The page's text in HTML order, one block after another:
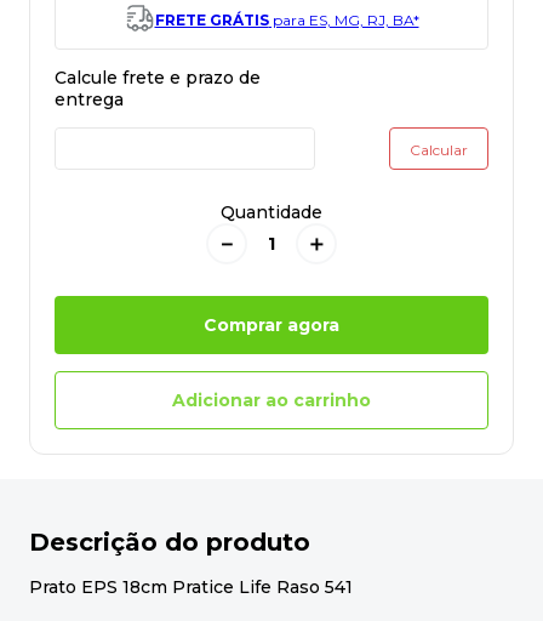
FRETE GRÁTISpara ES, MG, RJ, BA*
Quantidade
＋
－
Comprar agora
Adicionar ao carrinho
Descrição do produto
Prato EPS 18cm Pratice Life Raso 541